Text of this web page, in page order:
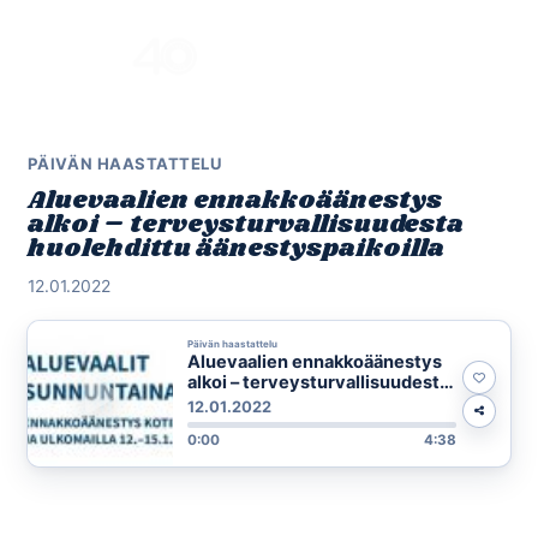
PÄIVÄN HAASTATTELU
Aluevaalien ennakkoäänestys
alkoi – terveysturvallisuudesta
huolehdittu äänestyspaikoilla
12.01.2022
Päivän haastattelu
Aluevaalien ennakkoäänestys
alkoi – terveysturvallisuudesta
huolehdittu äänestyspaikoilla
12.01.2022
0:00 4:38